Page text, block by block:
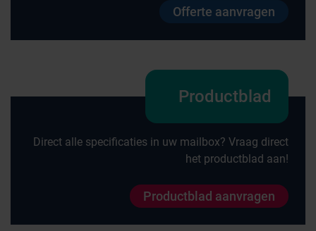
Offerte aanvragen
Productblad
Direct alle specificaties in uw mailbox? Vraag direct
het productblad aan!
Productblad aanvragen